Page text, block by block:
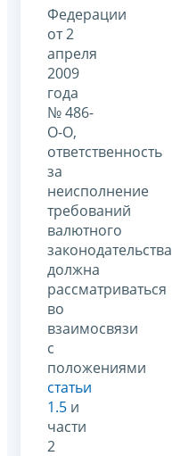
Федерации
от 2
апреля
2009
года
№ 486-
О-О,
ответственность
за
неисполнение
требований
валютного
законодательства
должна
рассматриваться
во
взаимосвязи
с
положениями
статьи
1.5 и
части
2